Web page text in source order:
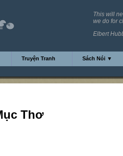
This will
we do for
Elbert
Truyện Tranh Sách Nói ▼
Thơ